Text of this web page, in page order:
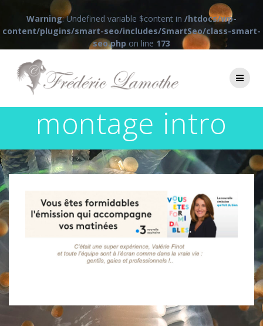
Warning: Undefined variable $content in /htdocs/wp-
content/plugins/smart-seo/includes/SmartSeo/class-smart-
seo.php on line 173
contenu
montage intro